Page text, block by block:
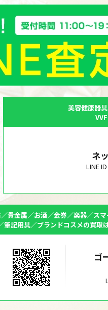
美容健康器
ネ
LINE
貴金属／お酒／金券／楽器／ス
筆記用具／ブランドコスメの買取
ゴ